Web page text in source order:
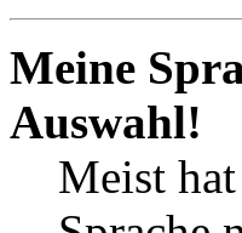
Meine
Auswahl!
Meist